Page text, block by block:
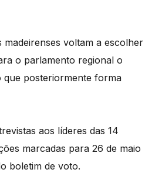
madeirenses voltam a escolher
o parlamento regional o
que posteriormente forma
aos líderes das 14
marcadas para 26 de maio
boletim de voto.